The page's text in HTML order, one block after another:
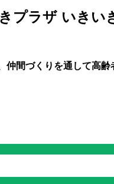
プラザ いきい
仲間づくりを通して高